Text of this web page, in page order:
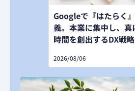
Googleで『はたらく
義。本業に集中し、真
時間を創出するDX戦略
2026/08/06